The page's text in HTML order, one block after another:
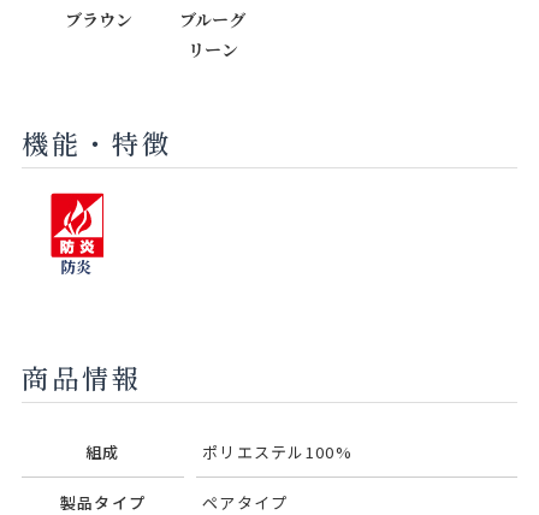
ブラウン
ブルーグ
リーン
機能・特徴
防炎
商品情報
組成 ポリエステル100%
製品タイプ ペアタイプ